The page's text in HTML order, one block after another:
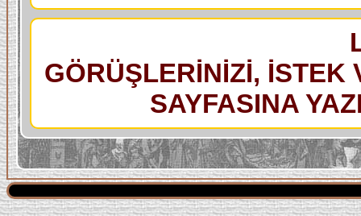
GÖRÜŞLERİNİZİ, İSTEK
SAYFASINA